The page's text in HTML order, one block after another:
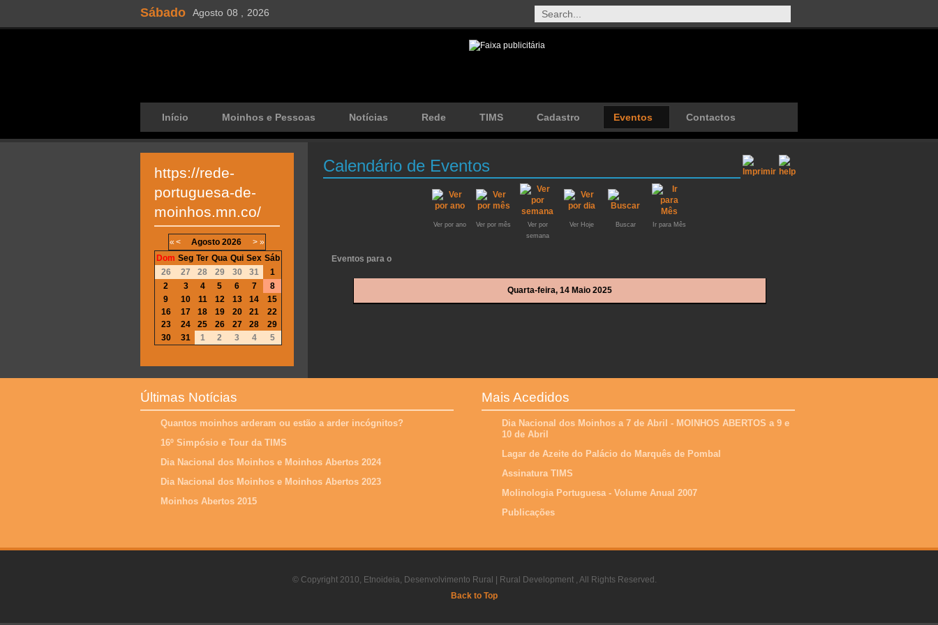
Sábado Agosto 08 , 2026
Início Moinhos e Pessoas Notícias Rede TIMS Cadastro Eventos Contactos
Calendário de Eventos
Ver por ano Ver por mês
Ver por
semana
Ver Hoje Buscar Ir para Mês
Eventos para o
Quarta-feira, 14 Maio 2025
https://rede-
portuguesa-de-
moinhos.mn.co/
« < Agosto 2026 > »
Dom Seg Ter Qua Qui Sex Sáb
26
27 28 29 30 31
1
2
3 4 5 6 7
8
9
10 11 12 13 14
15
16
17 18 19 20 21
22
23
24 25 26 27 28
29
30
31 1 2 3 4 5
Últimas Notícias
Quantos moinhos arderam ou estão a arder incógnitos?
16º Simpósio e Tour da TIMS
Dia Nacional dos Moinhos e Moinhos Abertos 2024
Dia Nacional dos Moinhos e Moinhos Abertos 2023
Moinhos Abertos 2015
Mais Acedidos
Dia Nacional dos Moinhos a 7 de Abril - MOINHOS ABERTOS a 9 e
10 de Abril
Lagar de Azeite do Palácio do Marquês de Pombal
Assinatura TIMS
Molinologia Portuguesa - Volume Anual 2007
Publicações
© Copyright 2010, Etnoideia, Desenvolvimento Rural | Rural Development , All Rights Reserved.
Back to Top